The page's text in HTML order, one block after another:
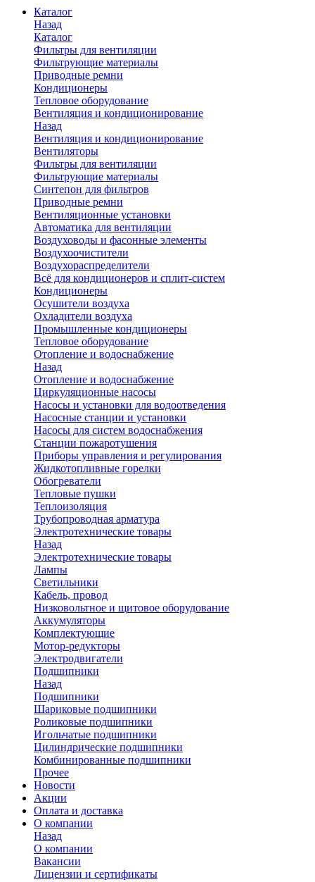
Каталог
Назад
Каталог
Фильтры для вентиляции
Фильтрующие материалы
Приводные ремни
Кондиционеры
Тепловое оборудование
Вентиляция и кондиционирование
Назад
Вентиляция и кондиционирование
Вентиляторы
Фильтры для вентиляции
Фильтрующие материалы
Синтепон для фильтров
Приводные ремни
Вентиляционные установки
Автоматика для вентиляции
Воздуховоды и фасонные элементы
Воздухоочистители
Воздухораспределители
Всё для кондиционеров и сплит-систем
Кондиционеры
Осушители воздуха
Охладители воздуха
Промышленные кондиционеры
Тепловое оборудование
Отопление и водоснабжение
Назад
Отопление и водоснабжение
Циркуляционные насосы
Насосы и установки для водоотведения
Насосные станции и установки
Насосы для систем водоснабжения
Станции пожаротушения
Приборы управления и регулирования
Жидкотопливные горелки
Обогреватели
Тепловые пушки
Теплоизоляция
Трубопроводная арматура
Электротехнические товары
Назад
Электротехнические товары
Лампы
Светильники
Кабель, провод
Низковольтное и щитовое оборудование
Аккумуляторы
Комплектующие
Мотор-редукторы
Электродвигатели
Подшипники
Назад
Подшипники
Шариковые подшипники
Роликовые подшипники
Игольчатые подшипники
Цилиндрические подшипники
Комбинированные подшипники
Прочее
Новости
Акции
Оплата и доставка
О компании
Назад
О компании
Вакансии
Лицензии и сертификаты